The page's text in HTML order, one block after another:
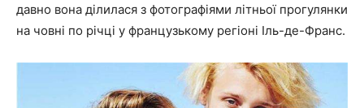
давно вона ділилася з фотографіями літньої прогулянки
на човні по річці у французькому регіоні Іль-де-Франс.